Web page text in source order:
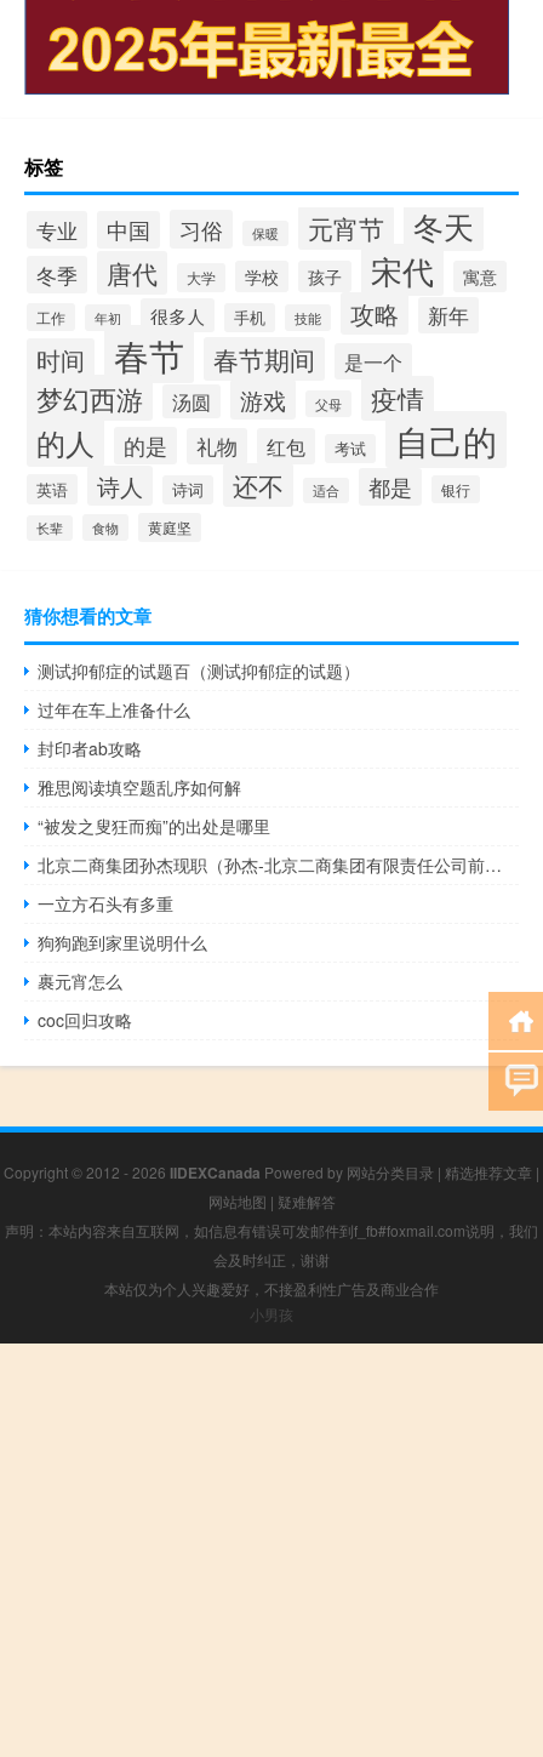
标签
专业 中国 习俗 保暖 元宵节 冬天
冬季 唐代 大学 学校 孩子 宋代 寓意
工作 年初 很多人 手机 技能 攻略 新年
时间 春节 春节期间 是一个
梦幻西游 汤圆 游戏 父母 疫情
的人 的是 礼物 红包 考试 自己的
英语 诗人 诗词 还不 适合 都是 银行
长辈 食物 黄庭坚
猜你想看的文章
测试抑郁症的试题百（测试抑郁症的试题）
过年在车上准备什么
封印者ab攻略
雅思阅读填空题乱序如何解
“被发之叟狂而痴”的出处是哪里
北京二商集团孙杰现职（孙杰-北京二商集团有限责任公司前任董事长介绍）
一立方石头有多重
狗狗跑到家里说明什么
裹元宵怎么
coc回归攻略
Copyright © 2012 - 2026 IIDEXCanada Powered by 网站分类目录 | 精选推荐文章 |
网站地图 | 疑难解答
声明：本站内容来自互联网，如信息有错误可发邮件到f_fb#foxmail.com说明，我们
会及时纠正，谢谢
本站仅为个人兴趣爱好，不接盈利性广告及商业合作
小男孩